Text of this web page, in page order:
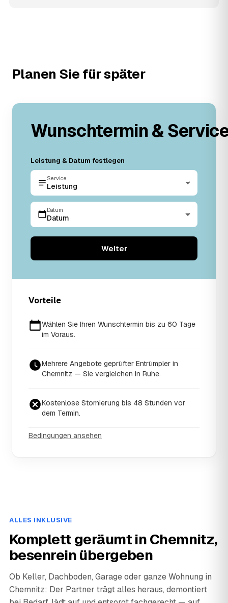
Planen Sie für später
Wunschtermin &
Leistung & Datum festlegen
Service
Leistung
Datum
Datum
Weiter
Vorteile
Wählen Sie Ihren Wunschtermin bis zu 60 Tage
im Voraus.
Mehrere Angebote geprüfter Entrümpler in
Chemnitz — Sie vergleichen in Ruhe.
Kostenlose Stornierung bis 48 Stunden vor
dem Termin.
Bedingungen ansehen
ALLES INKLUSIVE
Komplett geräumt in Chemnitz,
besenrein übergeben
Ob Keller, Dachboden, Garage oder ganze Wohnung in
Chemnitz: Der Partner trägt alles heraus, demontiert